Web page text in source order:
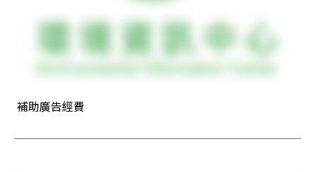
補助廣告經費